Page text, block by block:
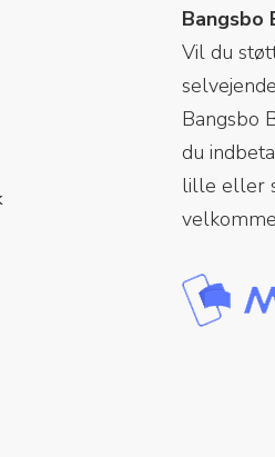
Bangsbo
Vil du
Bangsbo
du
lille eller